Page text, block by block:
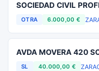
SOCIEDAD CIVIL
OTRA 6.000,00 €
AVDA MOVERA 420
SL 40.000,00 €